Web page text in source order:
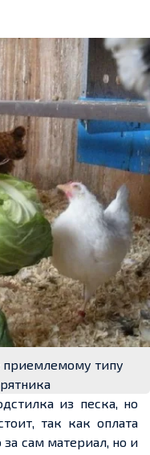
приемлемому типу
из песка, но
так как оплата
сам материал, но и